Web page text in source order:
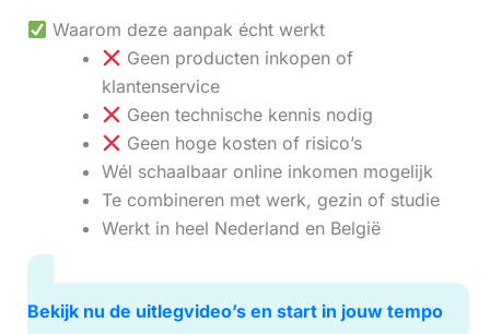
Waarom deze aanpak écht werkt
Geen producten inkopen of
klantenservice
Geen technische kennis nodig
Geen hoge kosten of risico’s
Wél schaalbaar online inkomen mogelijk
Te combineren met werk, gezin of studie
Werkt in heel Nederland en België
Bekijk nu de uitlegvideo’s en start in jouw tempo